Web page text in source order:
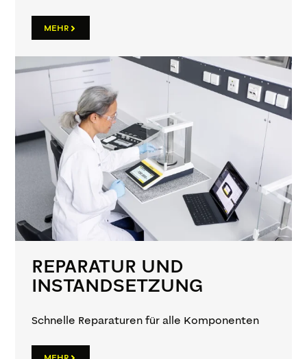
MEHR
REPARATUR UND
INSTANDSETZUNG
Schnelle Reparaturen für alle Komponenten